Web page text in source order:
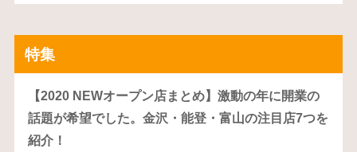
特集
【2020 NEWオープン店まとめ】激動の年に開業の
話題が希望でした。金沢・能登・富山の注目店7つを
紹介！